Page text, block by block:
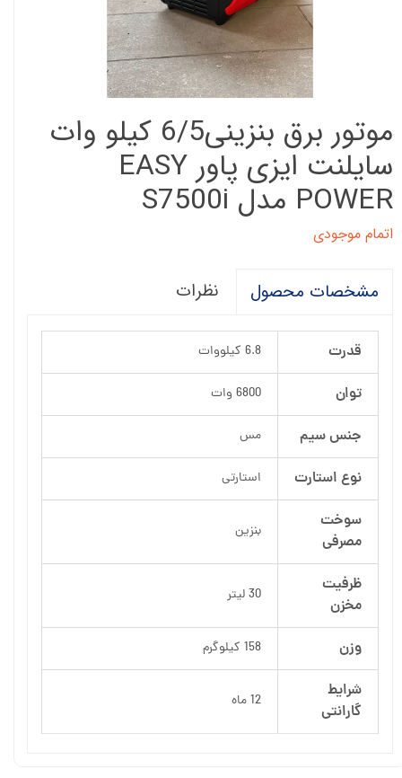
موتور برق بنزینی6/5 کیلو وات
سایلنت ایزی پاور EASY
POWER مدل S7500i
اتمام موجودی
مشخصات محصول نظرات
قدرت 6.8 کیلووات
توان 6800 وات
جنس سیم مس
نوع استارت استارتی
سوخت
مصرفی
بنزین
ظرفیت
مخزن
30 لیتر
وزن 158 کیلوگرم
شرایط
گارانتی
12 ماه